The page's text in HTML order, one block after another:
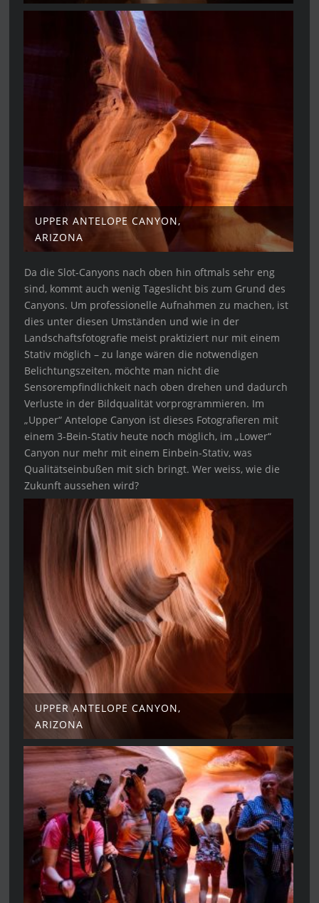
UPPER ANTELOPE CANYON,
ARIZONA
Da die Slot-Canyons nach oben hin oftmals sehr eng
sind, kommt auch wenig Tageslicht bis zum Grund des
Canyons. Um professionelle Aufnahmen zu machen, ist
dies unter diesen Umständen und wie in der
Landschaftsfotografie meist praktiziert nur mit einem
Stativ möglich – zu lange wären die notwendigen
Belichtungszeiten, möchte man nicht die
Sensorempfindlichkeit nach oben drehen und dadurch
Verluste in der Bildqualität vorprogrammieren. Im
„Upper“ Antelope Canyon ist dieses Fotografieren mit
einem 3-Bein-Stativ heute noch möglich, im „Lower“
Canyon nur mehr mit einem Einbein-Stativ, was
Qualitätseinbußen mit sich bringt. Wer weiss, wie die
Zukunft aussehen wird?
UPPER ANTELOPE CANYON,
ARIZONA